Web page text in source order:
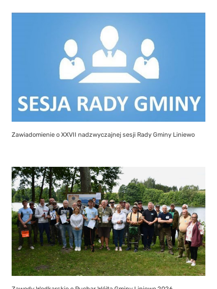
Zawiadomienie o XXVII nadzwyczajnej sesji Rady Gminy Liniewo